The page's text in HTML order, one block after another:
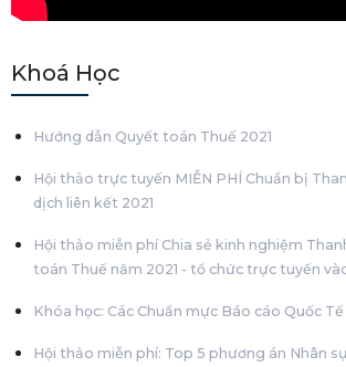
Khoá Học
Hướng dẫn Quyết toán Thuế 2021
Hội thảo trực tuyến MIỄN PHÍ Chuẩn bị
dịch liên kết 2021
Hội thảo miễn phí Chia sẻ kinh nghiệm
toán Thuế năm 2021 - tổ chức trực tuyến
Khóa học: Các Chuẩn mực Báo cáo Quốc Tế
Hội thảo miễn phí: Top 5 phương án Nhân